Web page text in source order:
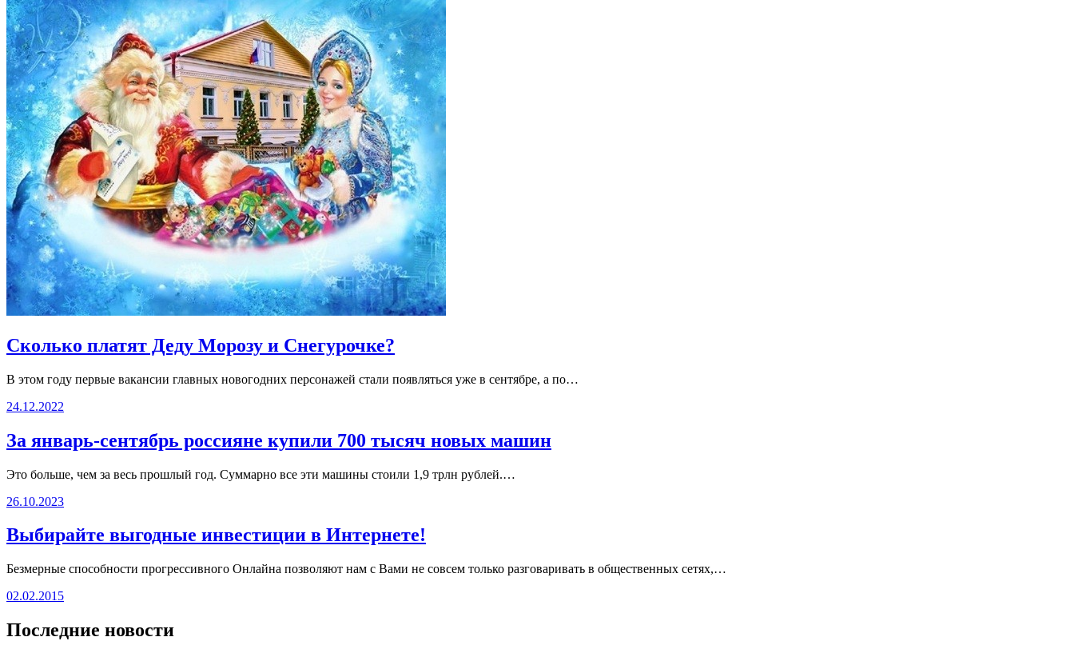
Сколько платят Деду Морозу и Снегурочке?
В этом году первые вакансии главных новогодних персонажей стали появляться уже в сентябре, а по…
24.12.2022
За январь-сентябрь россияне купили 700 тысяч новых машин
Это больше, чем за весь прошлый год. Суммарно все эти машины стоили 1,9 трлн рублей.…
26.10.2023
Выбирайте выгодные инвестиции в Интернете!
Безмерные способности прогрессивного Онлайна позволяют нам с Вами не совсем только разговаривать в общественных сетях,…
02.02.2015
Последние новости